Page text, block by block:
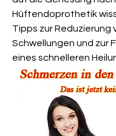
Hüftendoprothetik
Tipps zur Reduzierung
Schwellungen und zur
eines schnelleren